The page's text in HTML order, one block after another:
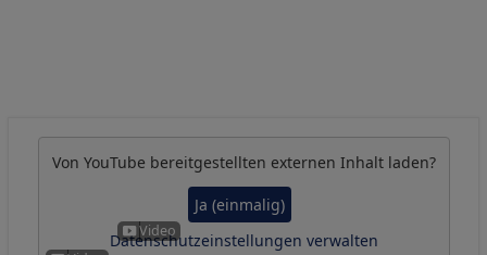
Von YouTube bereitgestellten externen Inhalt laden?
Ja (einmalig)
Datenschutzeinstellungen verwalten